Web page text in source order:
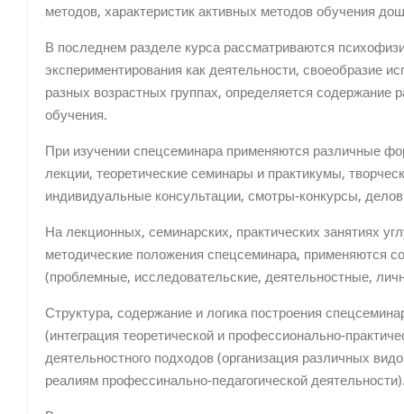
методов, характеристик активных методов обучения
В последнем разделе курса рассматриваются
экспериментирования как деятельности, своеобразие
разных возрастных группах, определяется содержание
обучения.
При изучении спецсеминара применяются различные
лекции, теоретические семинары и практикумы,
индивидуальные консультации, смотры-конкурсы,
На лекционных, семинарских, практических занятиях
методические положения спецсеминара, применяются
(проблемные, исследовательские, деятельностные,
Структура, содержание и логика построения
(интеграция теоретической и профессионально-
деятельностного подходов (организация различных
реалиям профессинально-педагогической